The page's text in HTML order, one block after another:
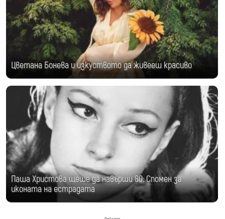
Цветана Бонева и изкуството да живееш красиво
Паша Христова щеше да навърши 80: Спомен за
иконата на естрадата